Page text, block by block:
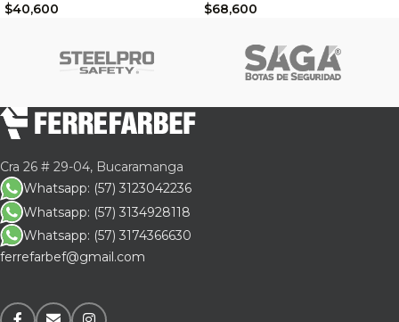
$40,600 $68,600
Cra 26 # 29-04, Bucaramanga
Whatsapp: (57) 3123042236
Whatsapp: (57) 3134928118
Whatsapp: (57) 3174366630
ferrefarbef@gmail.com